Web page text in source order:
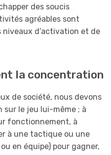
des soucis
agréables sont
niveaux d’activation et de
la concentration
de société, nous devons
le jeu lui-même ; à
fonctionnement, à
à une tactique ou une
en équipe) pour gagner,